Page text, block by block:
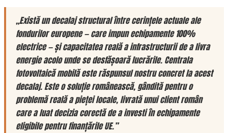
„Există un decalaj structural între cerințele actuale ale
fondurilor europene — care impun echipamente 100%
electrice — și capacitatea reală a infrastructurii de a livra
energie acolo unde se desfășoară lucrările. Centrala
fotovoltaică mobilă este răspunsul nostru concret la acest
decalaj. Este o soluție românească, gândită pentru o
problemă reală a pieței locale, livrată unui client român
care a luat decizia corectă de a investi în echipamente
eligibile pentru finanțările UE.”